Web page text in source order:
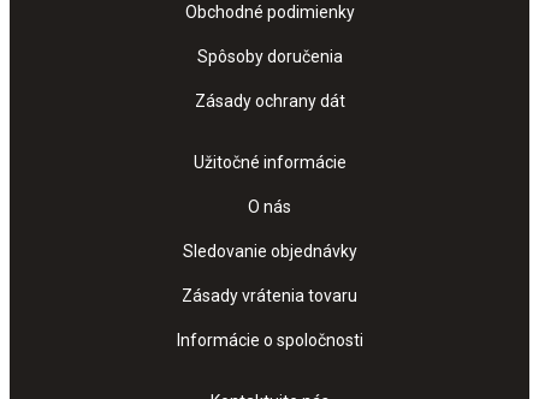
Obchodné podimienky
Spôsoby doručenia
Zásady ochrany dát
Užitočné informácie
O nás
Sledovanie objednávky
Zásady vrátenia tovaru
Informácie o spoločnosti